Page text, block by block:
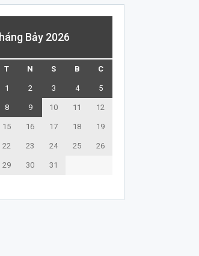
Bảy 2026
T N S B C
1 2 3 4 5
8 9 10 11 12
15 16 17 18 19
22 23 24 25 26
29 30
31